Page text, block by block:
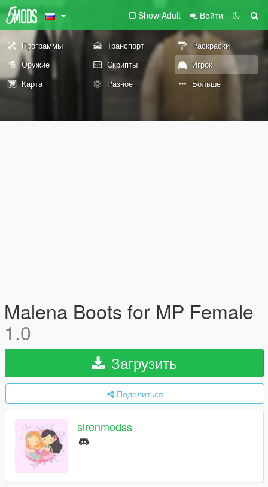
Show Adult Войти
Программы Транспорт
Раскраски
Оружие
Скрипты
Игрок
Карта
Разное Больше
Malena Boots for MP Female
1.0
Загрузить
Поделиться
sirenmodss